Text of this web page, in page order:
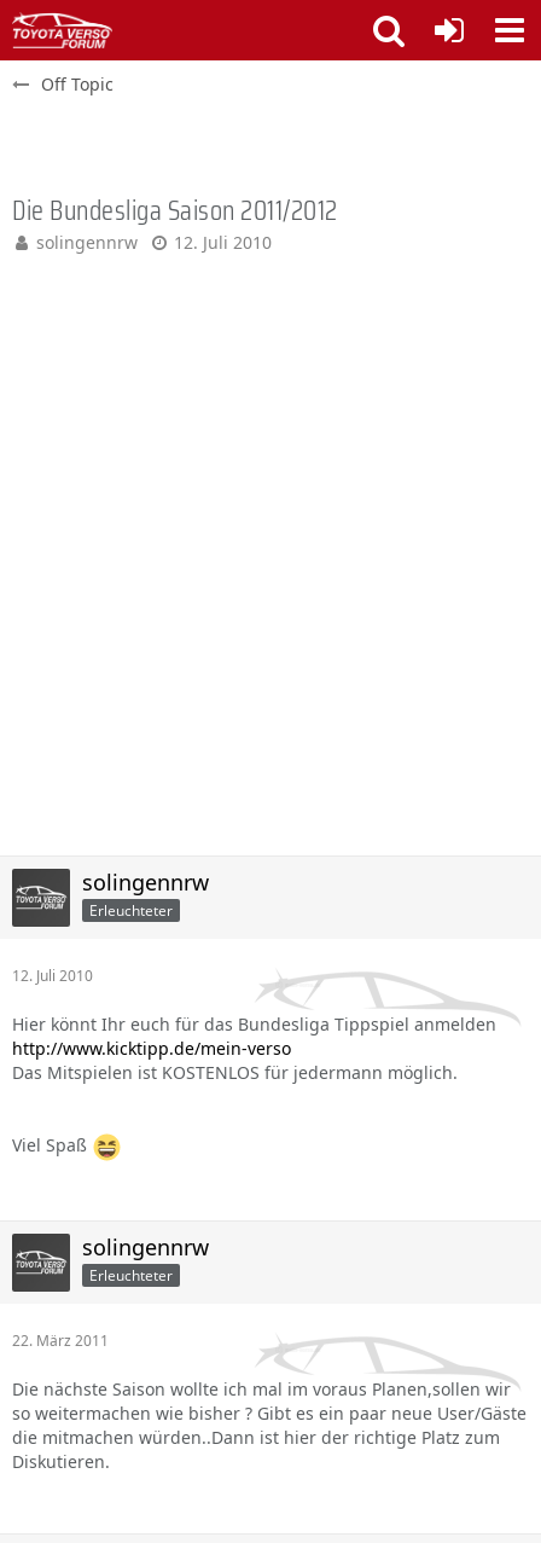
Off Topic
Die Bundesliga Saison 2011/2012
solingennrw 12. Juli 2010
solingennrw
Erleuchteter
12. Juli 2010
Hier könnt Ihr euch für das Bundesliga Tippspiel anmelden
http://www.kicktipp.de/mein-verso
Das Mitspielen ist KOSTENLOS für jedermann möglich.
Viel Spaß
solingennrw
Erleuchteter
22. März 2011
Die nächste Saison wollte ich mal im voraus Planen,sollen wir
so weitermachen wie bisher ? Gibt es ein paar neue User/Gäste
die mitmachen würden..Dann ist hier der richtige Platz zum
Diskutieren.